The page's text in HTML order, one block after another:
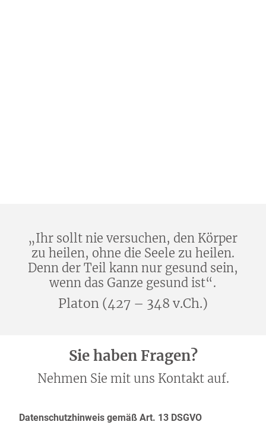
„Ihr sollt nie versuchen, den Körper
zu heilen, ohne die Seele zu heilen.
Denn der Teil kann nur gesund sein,
wenn das Ganze gesund ist“.
Platon (427 – 348 v.Ch.)
Sie haben Fragen?
Nehmen Sie mit uns Kontakt auf.
Datenschutzhinweis gemäß Art. 13 DSGVO